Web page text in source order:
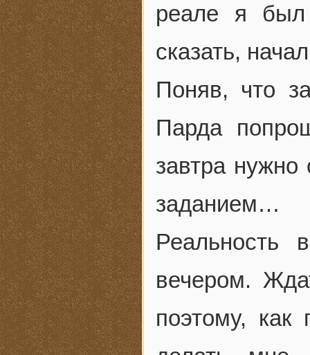
реале я был
сказать,
Поняв, что
Парда
завтра
заданием…
Реальность
вечером.
поэтому, как